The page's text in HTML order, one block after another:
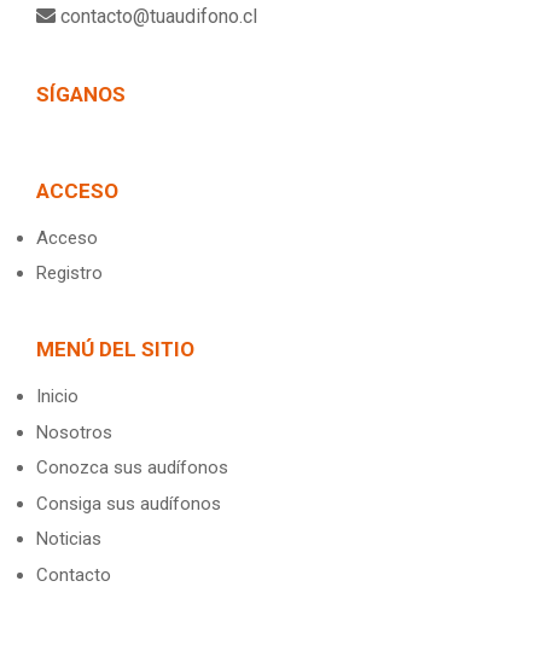
contacto@tuaudifono.cl
SÍGANOS
ACCESO
Acceso
Registro
MENÚ DEL SITIO
Inicio
Nosotros
Conozca sus audífonos
Consiga sus audífonos
Noticias
Contacto